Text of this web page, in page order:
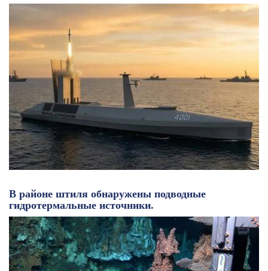
В районе штиля обнаружены подводные
гидротермальные источники.